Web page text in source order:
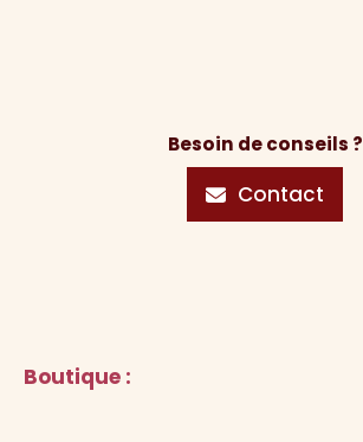
Besoin de conseils ?
Contact
Boutique :